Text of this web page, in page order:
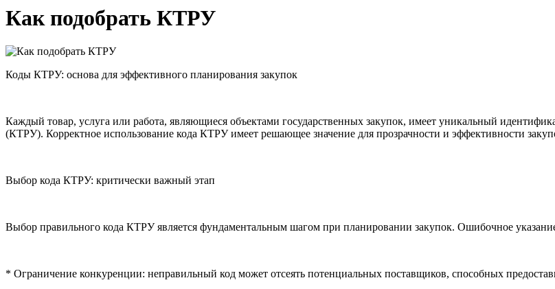
Как подобрать КТРУ
Коды КТРУ: основа для эффективного планирования закупок
Каждый товар, услуга или работа, являющиеся объектами государственных закупок, имеет уникальный
(КТРУ). Корректное использование кода КТРУ имеет решающее значение для прозрачности и эффективности
Выбор кода КТРУ: критически важный этап
Выбор правильного кода КТРУ является фундаментальным шагом при планировании закупок. Ошибочное
* Ограничение конкуренции: неправильный код может отсеять потенциальных поставщиков, способных